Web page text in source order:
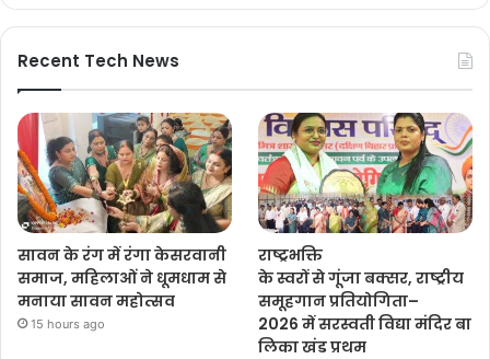
Recent Tech News
सावन के रंग में रंगा केसरवानी
समाज, महिलाओं ने धूमधाम से
मनाया सावन महोत्सव
15 hours ago
राष्ट्रभक्ति
के स्वरों से गूंजा बक्सर, राष्ट्रीय
समूहगान प्रतियोगिता–
2026 में सरस्वती विद्या मंदिर बा
लिका खंड प्रथम